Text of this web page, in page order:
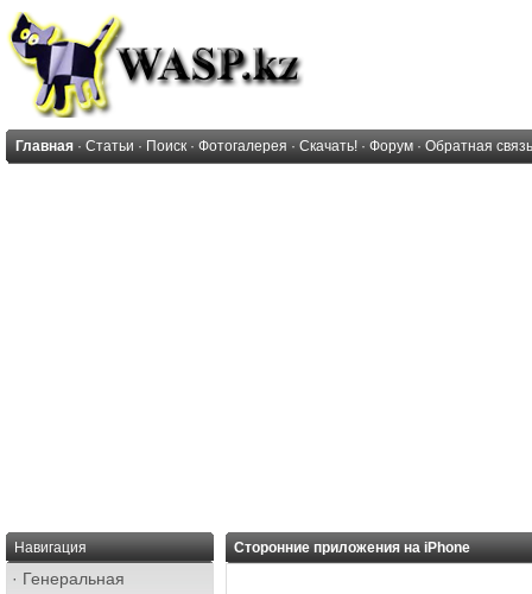
Главная · Статьи · Поиск · Фотогалерея · Скачать! · Форум · Обратная связь
Навигация
· Генеральная
Сторонние приложения на iPhone